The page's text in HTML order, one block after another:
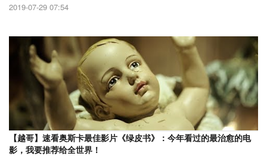
2019-07-29 07:54
【越哥】速看奥斯卡最佳影片《绿皮书》：今年看过的最治愈的电
影，我要推荐给全世界！